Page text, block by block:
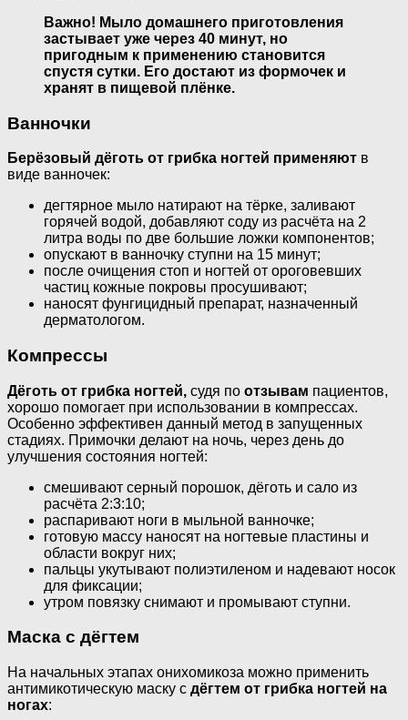
Важно! Мыло домашнего приготовления
застывает уже через 40 минут, но
пригодным к применению становится
спустя сутки. Его достают из формочек и
хранят в пищевой плёнке.
Ванночки
Берёзовый дёготь от грибка ногтей применяют в
виде ванночек:
дегтярное мыло натирают на тёрке, заливают
горячей водой, добавляют соду из расчёта на 2
литра воды по две большие ложки компонентов;
опускают в ванночку ступни на 15 минут;
после очищения стоп и ногтей от ороговевших
частиц кожные покровы просушивают;
наносят фунгицидный препарат, назначенный
дерматологом.
Компрессы
Дёготь от грибка ногтей, судя по отзывам пациентов,
хорошо помогает при использовании в компрессах.
Особенно эффективен данный метод в запущенных
стадиях. Примочки делают на ночь, через день до
улучшения состояния ногтей:
смешивают серный порошок, дёготь и сало из
расчёта 2:3:10;
распаривают ноги в мыльной ванночке;
готовую массу наносят на ногтевые пластины и
области вокруг них;
пальцы укутывают полиэтиленом и надевают носок
для фиксации;
утром повязку снимают и промывают ступни.
Маска с дёгтем
На начальных этапах онихомикоза можно применить
антимикотическую маску с дёгтем от грибка ногтей на
ногах: